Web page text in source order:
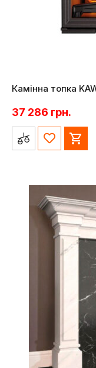
Камінна топка
37 286 грн.